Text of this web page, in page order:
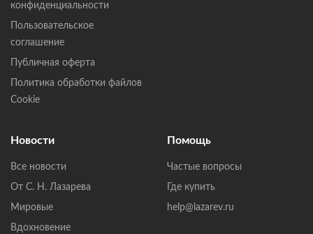
конфиденциальности
Пользовательское
соглашение
Публичная оферта
Политика обработки файлов
Cookie
Новости
Все новости
От С. Н. Лазарева
Мировые
Вдохновение
Помощь
Частые вопросы
Где купить
help@lazarev.ru